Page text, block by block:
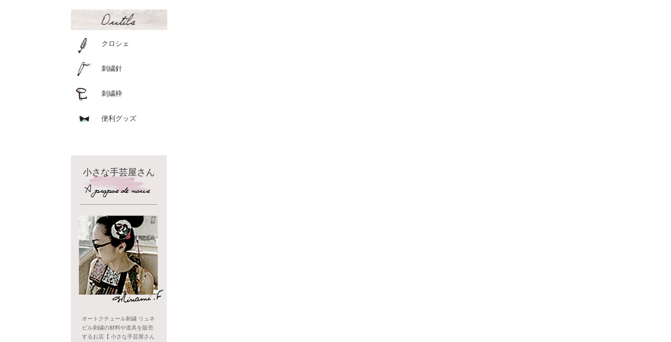
クロシェ
刺繍針
刺繍枠
便利グッズ
小さな手芸屋さん
オートクチュール刺繍 リュネ
ビル刺繍の材料や道具を販売
するお店【 小さな手芸屋さん